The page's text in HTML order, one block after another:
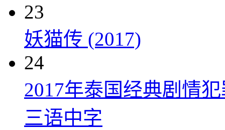
23
妖猫传 (2017)
24
2017年泰国经典剧情
三语中字